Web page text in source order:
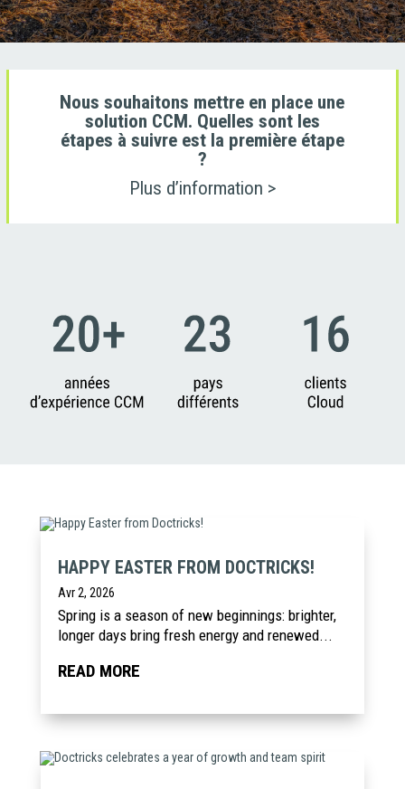
Nous souhaitons mettre en place une
solution CCM. Quelles sont les
étapes à suivre est la première étape
?
Plus d’information >
HAPPY EASTER FROM DOCTRICKS!
Avr 2, 2026
Spring is a season of new beginnings: brighter,
longer days bring fresh energy and renewed...
READ MORE